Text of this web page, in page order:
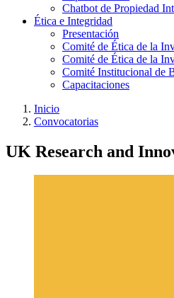
Chatbot de Propiedad
Ética e Integridad
Presentación
Comité de Ética de la
Comité de Ética de la
Comité Institucional de
Capacitaciones
Inicio
Convocatorias
UK Research and